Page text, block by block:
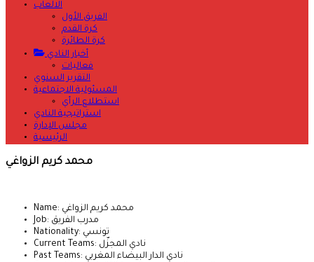
الالعاب
الفريق الأول
كرة القدم
كرة الطائرة
أخبار النادي
فعاليات
التقرير السنوي
المسئولية الاجتماعية
استطلاع الرأي
استراتيجية النادي
مجلس الإدارة
الرئيسية
محمد كريم الزواغي
Name: محمد كريم الزواغي
Job: مدرب الفريق
Nationality: تونسي
Current Teams: نادي المجزّل
Past Teams: نادي الدار البيضاء المغربي